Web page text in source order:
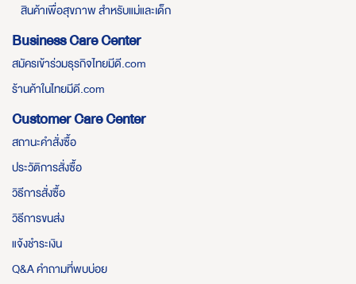
สินค้าเพื่อสุขภาพ สำหรับแม่และเด็ก
Business Care Center
สมัครเข้าร่วมธุรกิจไทยมีดี.com
ร้านค้าในไทยมีดี.com
Customer Care Center
สถานะคำสั่งซื้อ
ประวัติการสั่งซื้อ
วิธีการสั่งซื้อ
วิธีการขนส่ง
แจ้งชำระเงิน
Q&A คำถามที่พบบ่อย